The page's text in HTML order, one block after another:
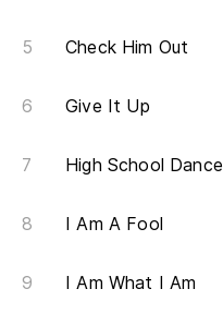
Check Him Out
Give It Up
High School Dance
I Am A Fool
I Am What I Am